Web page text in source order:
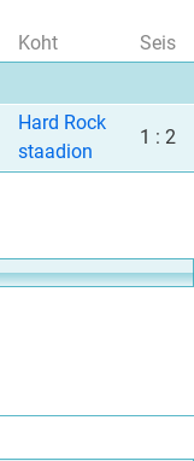
Koht
Seis
Hard Rock
staadion
1 : 2